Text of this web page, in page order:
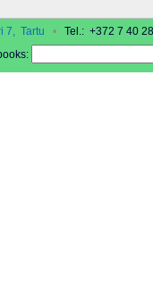
7, Tartu •Tel.: +372 7 40